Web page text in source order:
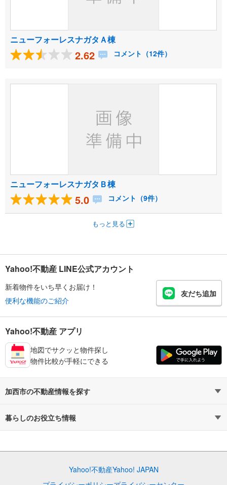
ニューフォーレスナガタＡ棟
2.62 コメント（12件）
ニューフォーレスナガタＢ棟
5.0 コメント（9件）
もっと見る
Yahoo!不動産 LINE公式アカウント
新着物件をいち早くお届け！
便利な機能のご紹介
友だち追加
Yahoo!不動産 アプリ
地図でサクッと物件探し
物件比較が手軽にできる
加西市の不動産情報を探す
不動産・住宅
中古一戸建て
暮らしのお役立ち情報
Yahoo!不動産Yahoo! JAPAN